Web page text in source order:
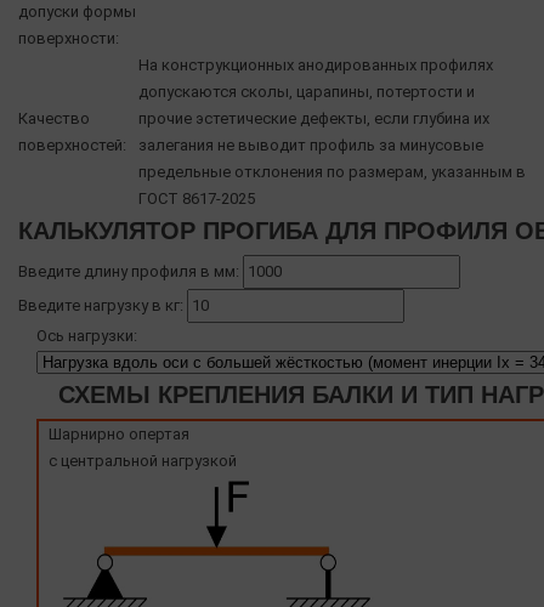
допуски формы
поверхности:
Качество
поверхностей:
На конструкционных анодированных профилях
допускаются сколы, царапины, потертости и
прочие эстетические дефекты, если глубина их
залегания не выводит профиль за минусовые
предельные отклонения по размерам, указанным в
ГОСТ 8617-2025
КАЛЬКУЛЯТОР ПРОГИБА ДЛЯ ПРОФИЛЯ
Введите длину профиля в мм:
Введите нагрузку в кг:
Ось нагрузки:
СХЕМЫ КРЕПЛЕНИЯ БАЛКИ И ТИП
Шарнирно опертая
с центральной нагрузкой